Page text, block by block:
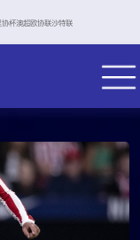
协杯澳超欧协联沙特联